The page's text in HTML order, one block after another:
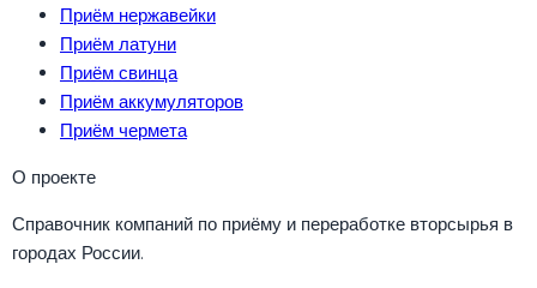
Приём нержавейки
Приём латуни
Приём свинца
Приём аккумуляторов
Приём чермета
О проекте
Справочник компаний по приёму и переработке вторсырья в
городах России.